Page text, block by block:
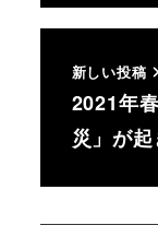
新しい投稿
2021年
災」が